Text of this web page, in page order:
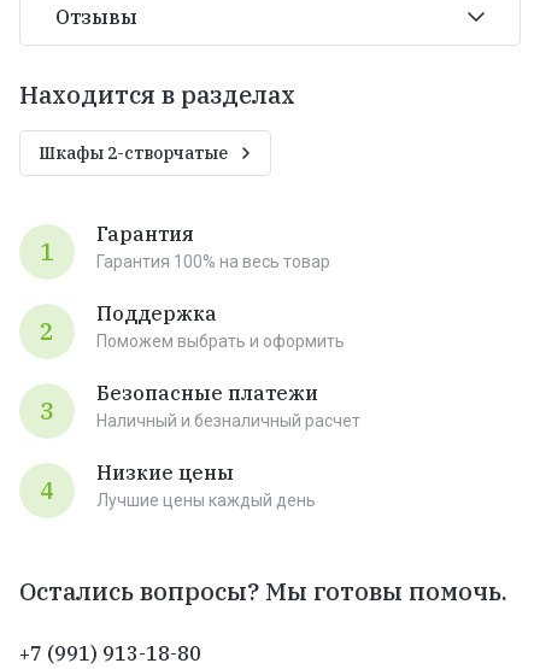
Отзывы
Находится в разделах
Шкафы 2-створчатые
1
Гарантия
Гарантия 100% на весь товар
2
Поддержка
Поможем выбрать и оформить
3
Безопасные платежи
Наличный и безналичный расчет
4
Низкие цены
Лучшие цены каждый день
Остались вопросы? Мы готовы помочь.
+7 (991) 913-18-80